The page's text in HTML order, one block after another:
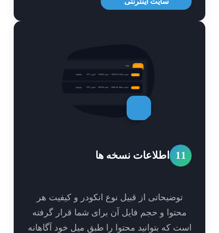
اطلاعات نسخه ها
توضیحاتی از قبیل نوع انکودر و کیفیت هر
و حجم فایل آن برای شما قرار گرفته
که بتوانید محتوا را طبق میل خود آگاهانه